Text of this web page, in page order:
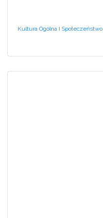
Kultura Ogólna I Społeczeństwo